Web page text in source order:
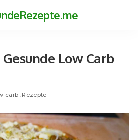
Low Carb
carb Rezepte